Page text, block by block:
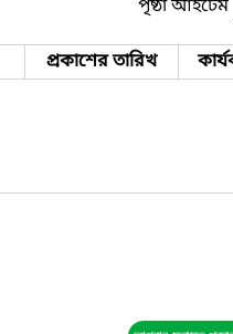
পৃষ্ঠা আইটেম
প্রকাশের তারিখ